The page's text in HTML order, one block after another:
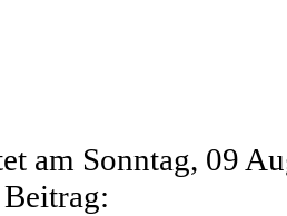
am Sonntag, 09